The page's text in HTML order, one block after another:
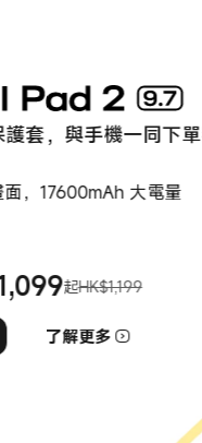
套，與手機一同下
，17600mAh 大電量
起HK$1,199
了解更多